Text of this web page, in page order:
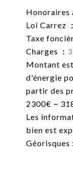
Honoraires
Loi Carrez
Taxe
Charges
Montant
d'énergie
partir des
2300€ ~
Les
bien est
Géorisques